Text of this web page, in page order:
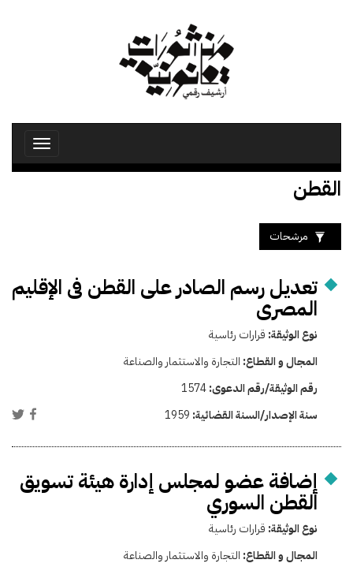
Toggle
القطن
مرشحات
تعديل رسم الصادر على القطن فى الإقليم
المصرى
نوع الوثيقة: قرارات رئاسية
المجال و القطاع: التجارة والاستثمار والصناعة
رقم الوثيقة/رقم الدعوى:1574
سنة الإصدار/السنة القضائية: 1959
إضافة عضو لمجلس إدارة هيئة تسويق
القطن السوري
نوع الوثيقة: قرارات رئاسية
المجال و القطاع: التجارة والاستثمار والصناعة